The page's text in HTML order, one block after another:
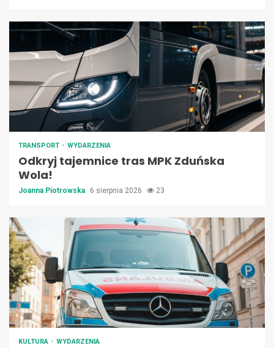
TRANSPORT WYDARZENIA
Odkryj tajemnice tras MPK Zduńska
Wola!
Joanna Piotrowska 6 sierpnia 2026 23
KULTURA WYDARZENIA